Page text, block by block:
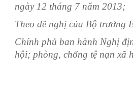
ngày 12 tháng 7 năm 2013;
Theo đề nghị của Bộ trưởng
Chính phủ ban hành Nghị
hội; phòng, chống tệ nạn xã